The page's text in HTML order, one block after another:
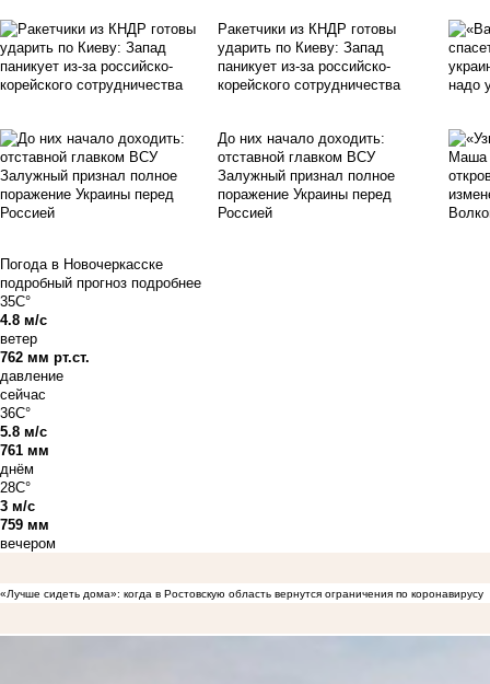
Ракетчики из КНДР готовы
ударить по Киеву: Запад
паникует из-за российско-
корейского сотрудничества
До них начало доходить:
отставной главком ВСУ
Залужный признал полное
поражение Украины перед
Россией
Погода в Новочеркасске
подробный прогноз подробнее
35C°
4.8 м/с
ветер
762 мм рт.ст.
давление
сейчас
36C°
5.8 м/с
761 мм
днём
28C°
3 м/с
759 мм
вечером
«Лучше сидеть дома»: когда в Ростовскую область вернутся ограничения по коронавирусу